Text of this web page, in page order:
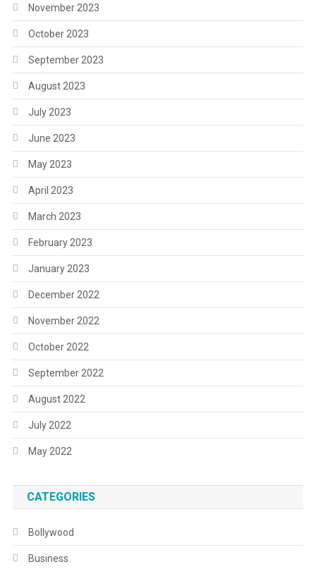
November 2023
October 2023
September 2023
August 2023
July 2023
June 2023
May 2023
April 2023
March 2023
February 2023
January 2023
December 2022
November 2022
October 2022
September 2022
August 2022
July 2022
May 2022
CATEGORIES
Bollywood
Business